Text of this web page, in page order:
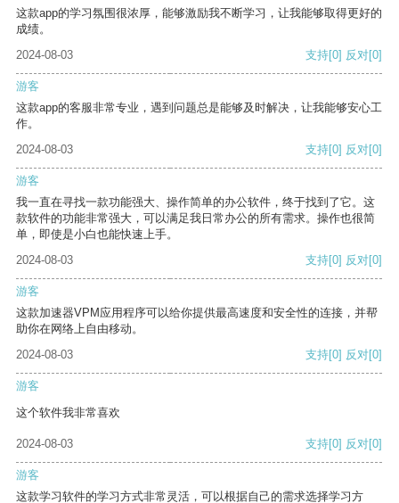
这款app的学习氛围很浓厚，能够激励我不断学习，让我能够取得更好的
成绩。
2024-08-03
支持[0] 反对[0]
游客
这款app的客服非常专业，遇到问题总是能够及时解决，让我能够安心工
作。
2024-08-03
支持[0] 反对[0]
游客
我一直在寻找一款功能强大、操作简单的办公软件，终于找到了它。这
款软件的功能非常强大，可以满足我日常办公的所有需求。操作也很简
单，即使是小白也能快速上手。
2024-08-03
支持[0] 反对[0]
游客
这款加速器VPM应用程序可以给你提供最高速度和安全性的连接，并帮
助你在网络上自由移动。
2024-08-03
支持[0] 反对[0]
游客
这个软件我非常喜欢
2024-08-03 支持[0] 反对[0]
游客
这款学习软件的学习方式非常灵活，可以根据自己的需求选择学习方